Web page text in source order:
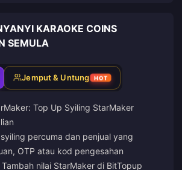
KARAOKE COINS
SEMULA
Jemput & Untung HOT
Top Up Syiling StarMaker
percuma dan penjual yang
OTP atau kod pengesahan
nilai StarMaker di BitTopup